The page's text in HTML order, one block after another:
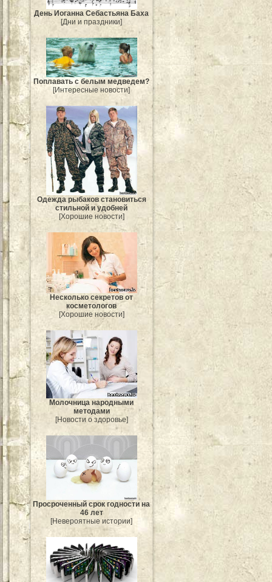
День Иоганна Себастьяна Баха
[Дни и праздники]
Поплавать с белым медведем?
[Интересные новости]
Одежда рыбаков становиться
стильной и удобней
[Хорошие новости]
Несколько секретов от
косметологов
[Хорошие новости]
Молочница народными
методами
[Новости о здоровье]
Просроченный срок годности на
46 лет
[Невероятные истории]